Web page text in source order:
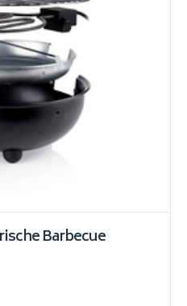
Barbecue